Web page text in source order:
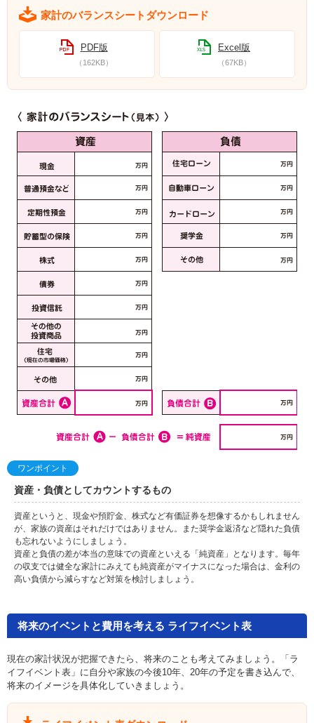
家計のバランスシートダウンロード
PDF版
（162KB）
Excel版
（67KB）
ワンポイント
資産・負債としてカウントするもの
資産というと、現金や預貯金、株式など有価証券を想像するかもしれません
が、家族の資産はそれだけではありません。また奨学金返済など隠れた負債
も忘れないようにしましょう。
資産と負債の差が本当の意味での資産といえる「純資産」となります。毎年
の収支では健全な家計にみえても純資産がマイナスになった場合は、金利の
高い負債から減らすなど対策を検討しましょう。
将来のイベントと費用を考える ライフイベント表
現在の家計状況が把握できたら、将来のことも考えてみましょう。「ラ
イフイベント表」に自分や家族の今後10年、20年の予定を書き込んで、
将来のイメージを具体化していきましょう。